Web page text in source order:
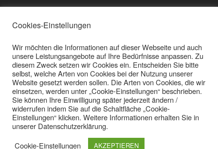
Untererleinsbach 1
4722 Peuerbach
--
Tel: +43 (0) 7276 / 34
92
Fax: +43 (0) 7276 /
35170
Mail:info@aviva-
methode.at
http://www.aviva-
methode.at
© Copyright Beate
Plangger
Cookies-Einstellungen
Wir möchten die Informationen auf dieser Webseite und auch
unsere Leistungsangebote auf Ihre Bedürfnisse anpassen. Zu
diesem Zweck setzen wir Cookies ein. Entscheiden Sie bitte
selbst, welche Arten von Cookies bei der Nutzung unserer
Website gesetzt werden sollen. Die Arten von Cookies, die wir
einsetzen, werden unter „Cookie-Einstellungen“ beschrieben.
Sie können Ihre Einwilligung später jederzeit ändern /
widerrufen indem Sie auf die Schaltfläche „Cookie-
Einstellungen“ klicken. Weitere Informationen erhalten Sie in
unserer Datenschutzerklärung.
Cookie-Einstellungen
AKZEPTIEREN